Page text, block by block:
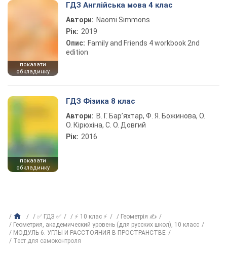
показати
обкладинку
ГДЗ Англійська мова 4 клас
Автори: Naomi Simmons
Рік: 2019
Опис: Family and Friends 4 workbook 2nd
edition
показати
обкладинку
ГДЗ Фізика 8 клас
Автори: В. Г. Бар’яхтар, Ф. Я. Божинова, О.
О. Кірюхіна, С. О. Довгий
Рік: 2016
✅ ГДЗ ✅ ⚡ 10 клас ⚡
Геометрія ✍
Геометрия, академический уровень (для русских школ), 10 класс
МОДУЛЬ 6. УГЛЫ И РАССТОЯНИЯ В ПРОСТРАНСТВЕ
Тест для самоконтроля